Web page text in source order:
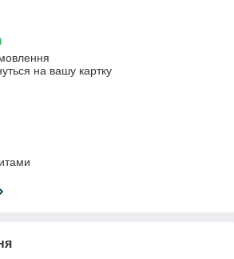
на вашу картку